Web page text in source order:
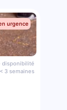
urgence
disponibilité
< 3 semaines